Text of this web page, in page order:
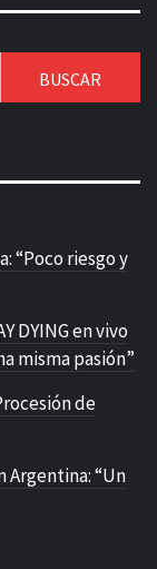
“Poco riesgo y
DYING en vivo
misma pasión”
de
Argentina: “Un